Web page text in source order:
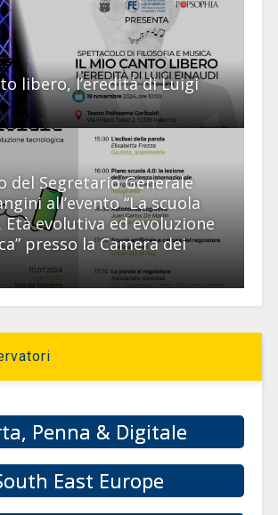
libero, l’eredità di Luigi
del Segretario Generale
all’evento “La scuola
evolutiva ed evoluzione
presso la Camera dei
Penna & Digitale
East Europe